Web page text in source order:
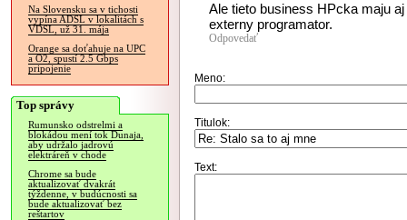
Na Slovensku sa v tichosti
vypína ADSL v lokalitách s
VDSL, už 31. mája
Orange sa doťahuje na UPC
a O2, spustí 2.5 Gbps
pripojenie
Top správy
Rumunsko odstrelmi a
blokádou mení tok Dunaja,
aby udržalo jadrovú
elektráreň v chode
Chrome sa bude
aktualizovať dvakrát
týždenne, v budúcnosti sa
bude aktualizovať bez
reštartov
Ale tieto business HPcka maju
externy programator.
Odpovedať
Meno:
Titulok:
Text: